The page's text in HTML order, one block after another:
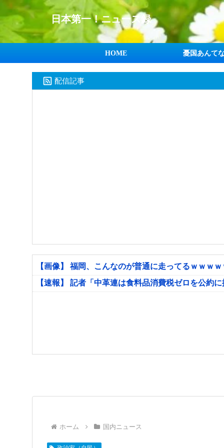
日本第一！ニュース録
HOME 憂国あんて
配信記事
【画像】 福岡、こんなのが普通に走ってるｗｗｗ
【速報】 記者「中革連は食料品消費税ゼロを公約
ホーム 国内ニュース